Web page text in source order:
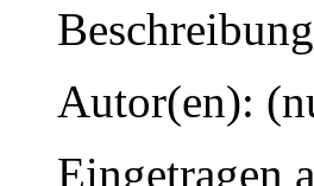
Autor(en):
Eingetragen